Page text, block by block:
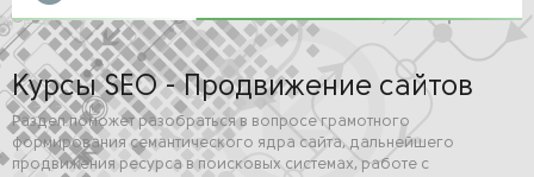
Курсы SEO - Продвижение сайтов
Раздел поможет разобраться в вопросе грамотного
формирования семантического ядра сайта, дальнейшего
продвижения ресурса в поисковых системах, работе с